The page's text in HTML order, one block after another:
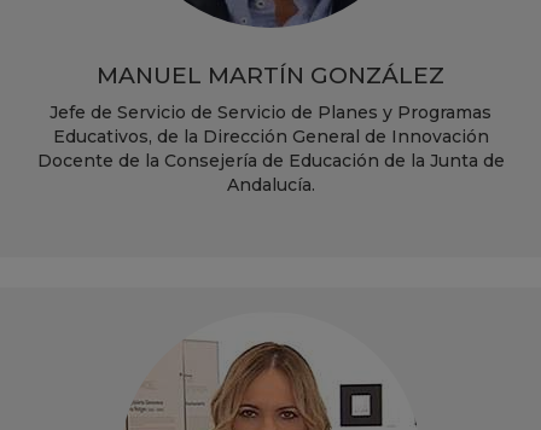
MANUEL MARTÍN GONZÁLEZ
Jefe de Servicio de Servicio de Planes y Programas
Educativos, de la Dirección General de Innovación
Docente de la Consejería de Educación de la Junta de
Andalucía.